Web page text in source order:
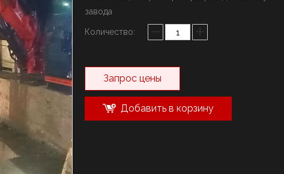
завода
Количество:
Запрос цены
Добавить в корзину